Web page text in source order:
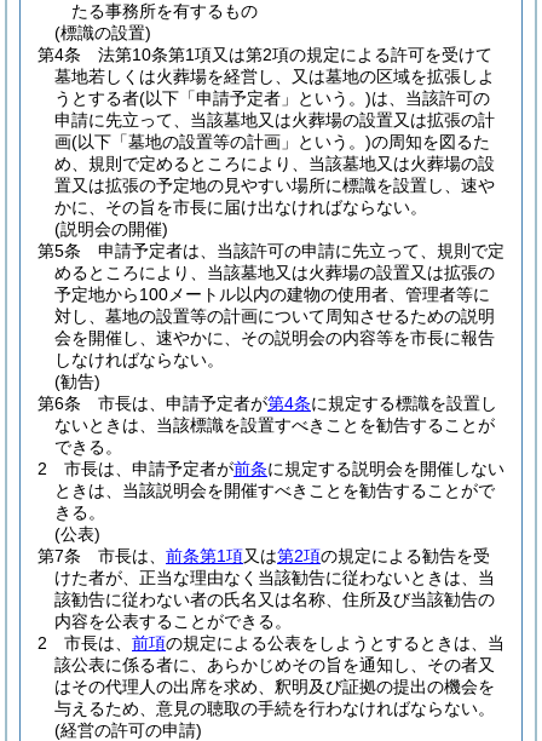
たる事務所を有するもの
(標識の設置)
第4条
法第10条第1項又は第2項の規定による許可を受けて
墓地若しくは火葬場を経営し、又は墓地の区域を拡張しよ
うとする者(以下「申請予定者」という。)は、当該許可の
申請に先立って、当該墓地又は火葬場の設置又は拡張の計
画(以下「墓地の設置等の計画」という。)の周知を図るた
め、規則で定めるところにより、当該墓地又は火葬場の設
置又は拡張の予定地の見やすい場所に標識を設置し、速や
かに、その旨を市長に届け出なければならない。
(説明会の開催)
第5条
申請予定者は、当該許可の申請に先立って、規則で定
めるところにより、当該墓地又は火葬場の設置又は拡張の
予定地から100メートル以内の建物の使用者、管理者等に
対し、墓地の設置等の計画について周知させるための説明
会を開催し、速やかに、その説明会の内容等を市長に報告
しなければならない。
(勧告)
第6条
市長は、申請予定者が第4条に規定する標識を設置し
ないときは、当該標識を設置すべきことを勧告することが
できる。
2
市長は、申請予定者が前条に規定する説明会を開催しない
ときは、当該説明会を開催すべきことを勧告することがで
きる。
(公表)
第7条
市長は、 前条第1項又は第2項の規定による勧告を受
けた者が、正当な理由なく当該勧告に従わないときは、当
該勧告に従わない者の氏名又は名称、住所及び当該勧告の
内容を公表することができる。
2
市長は、 前項の規定による公表をしようとするときは、当
該公表に係る者に、あらかじめその旨を通知し、その者又
はその代理人の出席を求め、釈明及び証拠の提出の機会を
与えるため、意見の聴取の手続を行わなければならない。
(経営の許可の申請)